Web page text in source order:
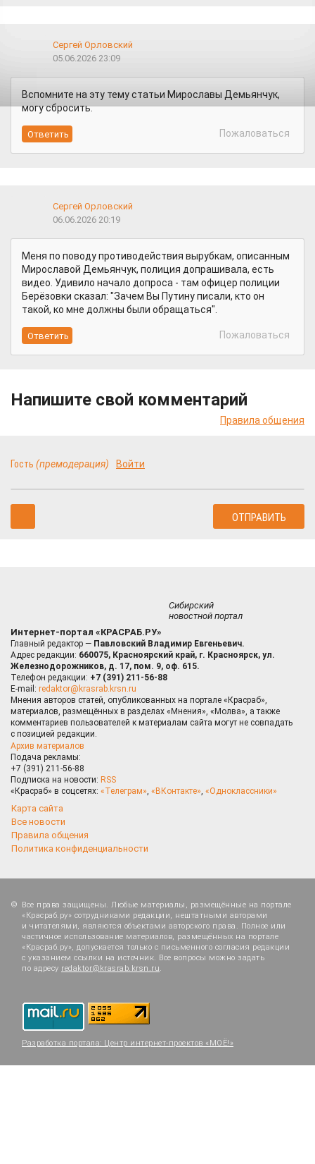
Сергей Орловский
05.06.2026 23:09
Вспомните на эту тему статьи Мирославы Демьянчук,
могу сбросить.
Пожаловаться
Сергей Орловский
06.06.2026 20:19
Меня по поводу противодействия вырубкам, описанным
Мирославой Демьянчук, полиция допрашивала, есть
видео. Удивило начало допроса - там офицер полиции
Берёзовки сказал: "Зачем Вы Путину писали, кто он
такой, ко мне должны были обращаться".
Пожаловаться
Напишите свой комментарий
Правила общения
Гость (премодерация) Войти
Сибирский
новостной портал
Интернет-портал «КРАСРАБ.РУ»
Главный редактор — Павловский Владимир Евгеньевич.
Адрес редакции: 660075, Красноярский край, г. Красноярск, ул.
Железнодорожников, д. 17, пом. 9, оф. 615.
Телефон редакции: +7 (391) 211-56-88
E-mail: redaktor@krasrab.krsn.ru
Мнения авторов статей, опубликованных на портале «Красраб»,
материалов, размещённых в разделах «Мнения», «Молва», а также
комментариев пользователей к материалам сайта могут не совпадать
с позицией редакции.
Архив материалов
Подача рекламы:
+7 (391) 211-56-88
Подписка на новости: RSS
«Красраб» в соцсетях: «Телеграм» «ВКонтакте» «Одноклассники»
Карта сайта
Все новости
Правила общения
Политика конфиденциальности
Все права защищены. Любые материалы, размещённые на портале
«Красраб.ру» сотрудниками редакции, нештатными авторами
и читателями, являются объектами авторского права. Полное или
частичное использование материалов, размещённых на портале
«Красраб.ру», допускается только с письменного согласия редакции
с указанием ссылки на источник. Все вопросы можно задать
по адресу redaktor@krasrab.krsn.ru.
Разработка портала: Центр интернет-проектов «МОЁ!»